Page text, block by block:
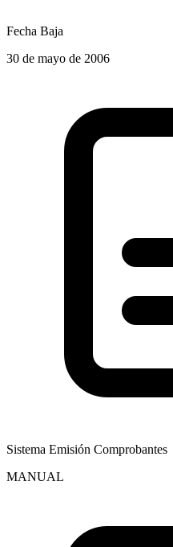
Fecha Baja
30 de mayo de 2006
Sistema Emisión Comprobantes
MANUAL